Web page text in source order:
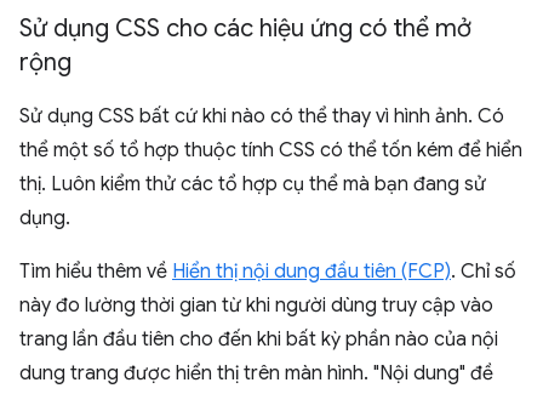
Sử dụng CSS cho các hiệu ứng có thể mở
rộng
Sử dụng CSS bất cứ khi nào có thể thay vì hình ảnh. Có
thể một số tổ hợp thuộc tính CSS có thể tốn kém để hiển
thị. Luôn kiểm thử các tổ hợp cụ thể mà bạn đang sử
dụng.
Tìm hiểu thêm về Hiển thị nội dung đầu tiên (FCP). Chỉ số
này đo lường thời gian từ khi người dùng truy cập vào
trang lần đầu tiên cho đến khi bất kỳ phần nào của nội
dung trang được hiển thị trên màn hình. "Nội dung" đề